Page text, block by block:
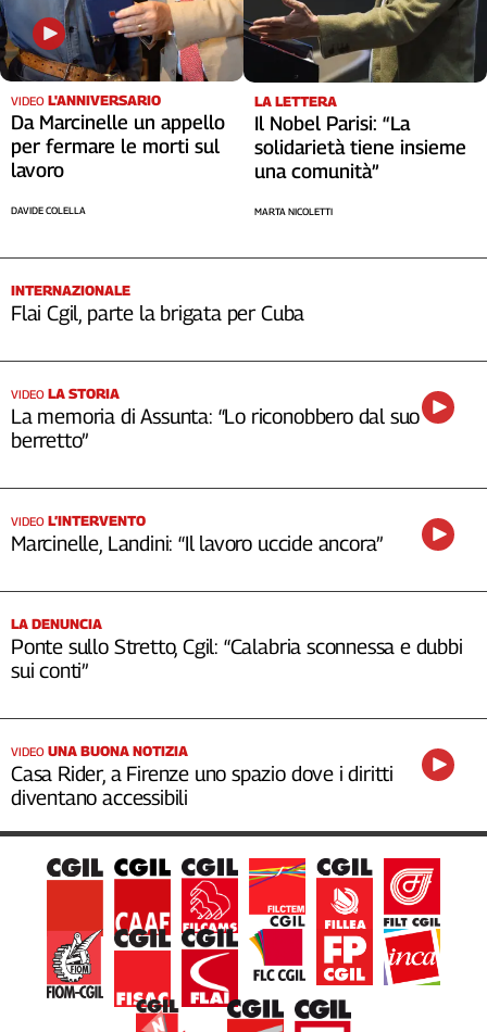
VIDEO L'ANNIVERSARIO
Da Marcinelle un appello
per fermare le morti sul
lavoro
DAVIDE COLELLA
LA LETTERA
Il Nobel Parisi: “La
solidarietà tiene insieme
una comunità”
MARTA NICOLETTI
INTERNAZIONALE
Flai Cgil, parte la brigata per Cuba
VIDEO LA STORIA
La memoria di Assunta: “Lo riconobbero dal suo
berretto”
VIDEO L’INTERVENTO
Marcinelle, Landini: “Il lavoro uccide ancora”
LA DENUNCIA
Ponte sullo Stretto, Cgil: “Calabria sconnessa e dubbi
sui conti”
VIDEO UNA BUONA NOTIZIA
Casa Rider, a Firenze uno spazio dove i diritti
diventano accessibili